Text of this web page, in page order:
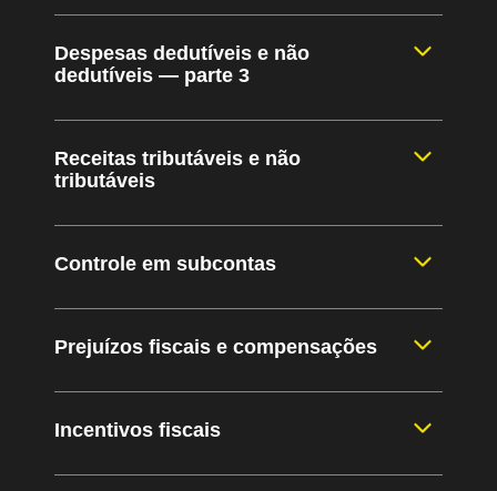
Despesas dedutíveis e não
dedutíveis — parte 3
Receitas tributáveis e não
tributáveis
Controle em subcontas
Prejuízos fiscais e compensações
Incentivos fiscais